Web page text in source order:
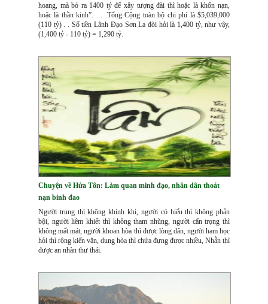
hoang, mà bỏ ra 1400 tỷ để xây tượng đài thì hoặc là khốn nạn,
hoặc là thần kinh”. . . .Tổng Cộng toàn bộ chi phí là $5,039,000
(110 tỷ) . . Số tiền Lãnh Đạo Sơn La đòi hỏi là 1,400 tỷ, như vậy,
(1,400 tỷ - 110 tỷ) = 1,290 tỷ.
Chuyện về Hứa Tốn: Làm quan minh đạo, nhân dân thoát
nạn binh đao
Người trung thì không khinh khi, người có hiếu thì không phản
bội, người liêm khiết thì không tham nhũng, người cẩn trọng thì
không mất mát, người khoan hòa thì được lòng dân, người ham học
hỏi thì rộng kiến văn, dung hòa thì chứa đựng được nhiều, Nhẫn thì
được an nhàn thư thái.